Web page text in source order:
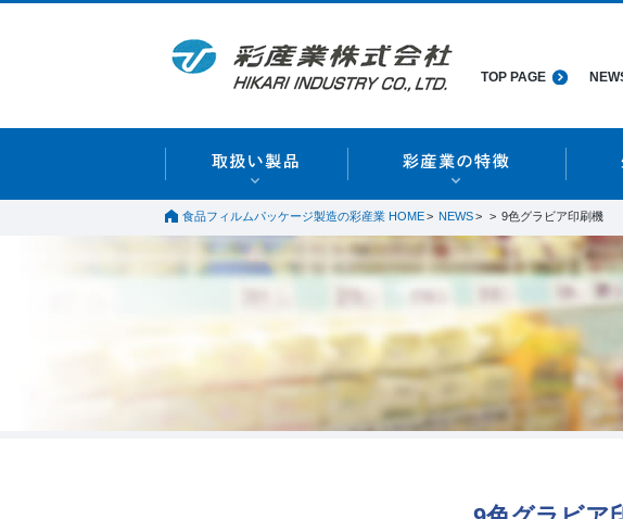
TOP PAGE
食品フィルムパッケージ製造の彩産業 HOME NEWS 9色グラビア印刷機